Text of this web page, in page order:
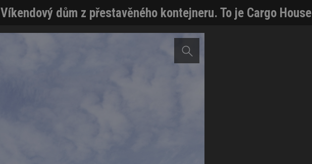
Víkendový dům z přestavěného kontejneru. To je Cargo House